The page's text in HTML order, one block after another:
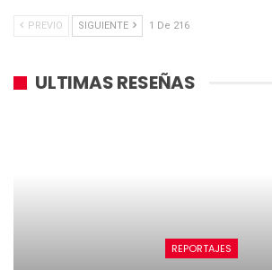
PREVIO SIGUIENTE 1 De 216
ULTIMAS RESEÑAS
REPORTAJES